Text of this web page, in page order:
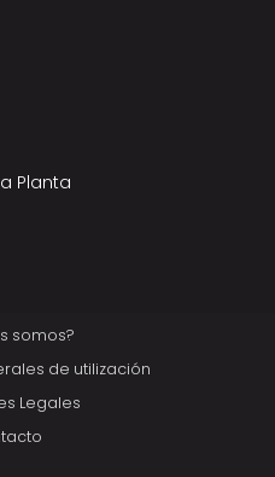
Planta
somos?
de utilización
Legales